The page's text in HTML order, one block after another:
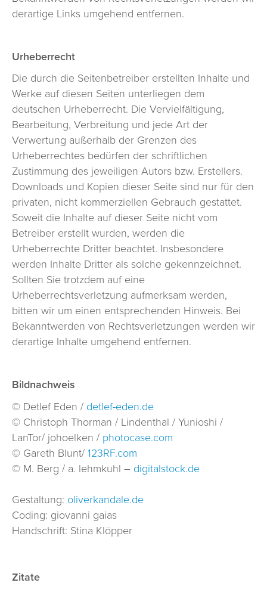
derartige Links umgehend entfernen.
Urheberrecht
Die durch die Seitenbetreiber erstellten Inhalte und
Werke auf diesen Seiten unterliegen dem
deutschen Urheberrecht. Die Vervielfältigung,
Bearbeitung, Verbreitung und jede Art der
Verwertung außerhalb der Grenzen des
Urheberrechtes bedürfen der schriftlichen
Zustimmung des jeweiligen Autors bzw. Erstellers.
Downloads und Kopien dieser Seite sind nur für den
privaten, nicht kommerziellen Gebrauch gestattet.
Soweit die Inhalte auf dieser Seite nicht vom
Betreiber erstellt wurden, werden die
Urheberrechte Dritter beachtet. Insbesondere
werden Inhalte Dritter als solche gekennzeichnet.
Sollten Sie trotzdem auf eine
Urheberrechtsverletzung aufmerksam werden,
bitten wir um einen entsprechenden Hinweis. Bei
Bekanntwerden von Rechtsverletzungen werden wir
derartige Inhalte umgehend entfernen.
Bildnachweis
© Detlef Eden / detlef-eden.de
© Christoph Thorman / Lindenthal / Yunioshi /
LanTor/ johoelken / photocase.com
© Gareth Blunt/ 123RF.com
© M. Berg / a. lehmkuhl – digitalstock.de
Gestaltung: oliverkandale.de
Coding: giovanni gaias
Handschrift: Stina Klöpper
Zitate